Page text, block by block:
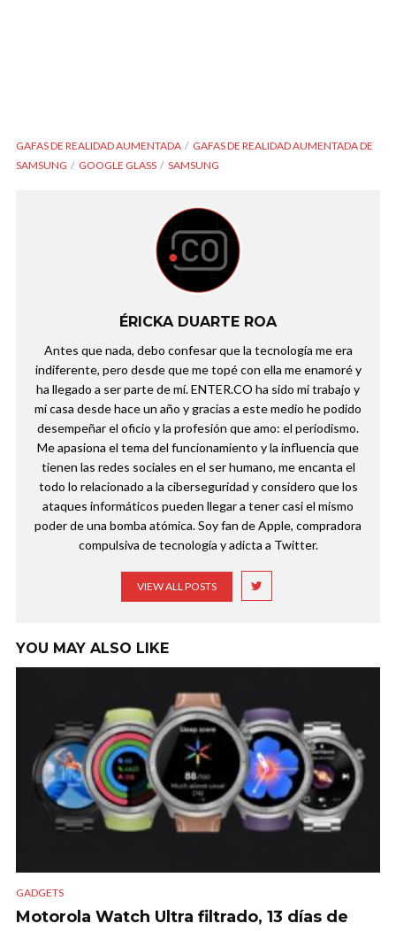
GAFAS DE REALIDAD AUMENTADA
GAFAS DE REALIDAD AUMENTADA DE
SAMSUNG
GOOGLE GLASS SAMSUNG
ÉRICKA DUARTE ROA
Antes que nada, debo confesar que la tecnología me era
indiferente, pero desde que me topé con ella me enamoré y
ha llegado a ser parte de mí. ENTER.CO ha sido mi trabajo y
mi casa desde hace un año y gracias a este medio he podido
desempeñar el oficio y la profesión que amo: el periodismo.
Me apasiona el tema del funcionamiento y la influencia que
tienen las redes sociales en el ser humano, me encanta el
todo lo relacionado a la ciberseguridad y considero que los
ataques informáticos pueden llegar a tener casi el mismo
poder de una bomba atómica. Soy fan de Apple, compradora
compulsiva de tecnología y adicta a Twitter.
VIEW ALL POSTS
YOU MAY ALSO LIKE
GADGETS
Motorola Watch Ultra filtrado, 13 días de